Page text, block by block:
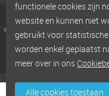
Aluform N.V. -
Tel:+32 (0)50 72 02 08
Sitemap-Privacybeleid-
functionele cookies zijn
website en kunnen niet
gebruikt voor
worden enkel geplaatst
meer over in ons
Alle cookies toestaan